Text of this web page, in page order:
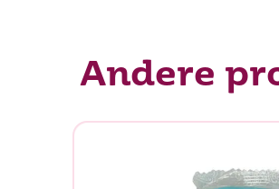
Andere